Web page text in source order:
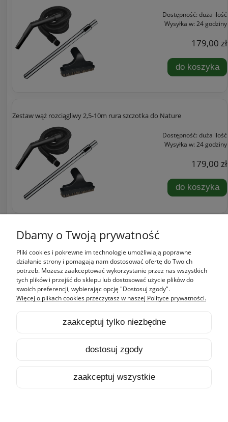
Dostępność: duża ilość
Wysyłka w: 24 godziny
179,00 zł
do koszyka
Zestaw wąż rozciągliwy 2,5-10m rura szczotka do Nature
Dostępność: duża ilość
Wysyłka w: 24 godziny
179,00 zł
do koszyka
4
Zakupy
Pomoc
Dbamy o Twoją prywatność
Pliki cookies i pokrewne im technologie umożliwiają poprawne
działanie strony i pomagają nam dostosować ofertę do Twoich
potrzeb. Możesz zaakceptować wykorzystanie przez nas wszystkich
tych plików i przejść do sklepu lub dostosować użycie plików do
swoich preferencji, wybierając opcję "Dostosuj zgody".
Więcej o plikach cookies przeczytasz w naszej Polityce prywatności.
zaakceptuj tylko niezbędne
dostosuj zgody
zaakceptuj wszystkie